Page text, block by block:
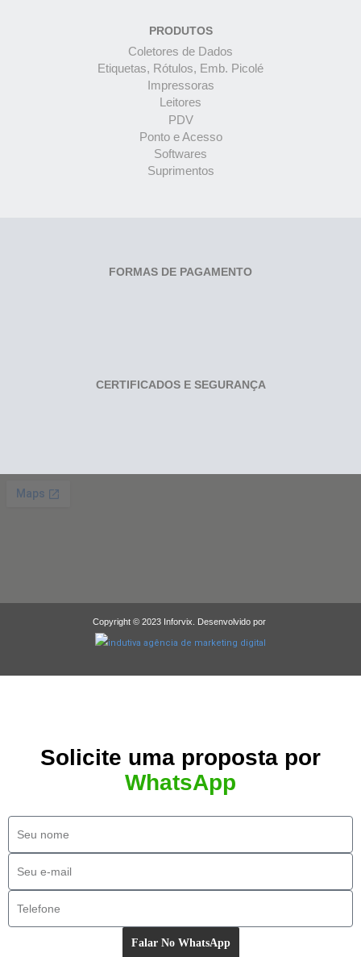
PRODUTOS
Coletores de Dados
Etiquetas, Rótulos, Emb. Picolé
Impressoras
Leitores
PDV
Ponto e Acesso
Softwares
Suprimentos
FORMAS DE PAGAMENTO
CERTIFICADOS E SEGURANÇA
Copyright © 2023 Inforvix. Desenvolvido por
Solicite uma proposta por
WhatsApp
Falar No WhatsApp